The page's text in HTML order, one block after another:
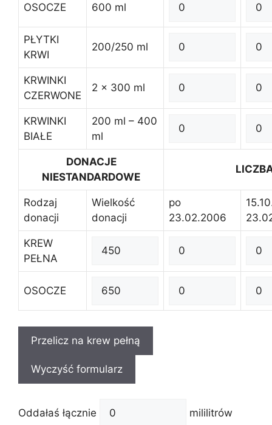
OSOCZE 600 ml
PŁYTKI
KRWI
200/250 ml
KRWINKI
CZERWONE
2 x 300 ml
KRWINKI
BIAŁE
200 ml – 400
ml
DONACJE
NIESTANDARDOWE
Rodzaj
donacji
Wielkość
donacji
po
23.02.2006
KREW
PEŁNA
OSOCZE
Oddałaś łącznie mililitrów